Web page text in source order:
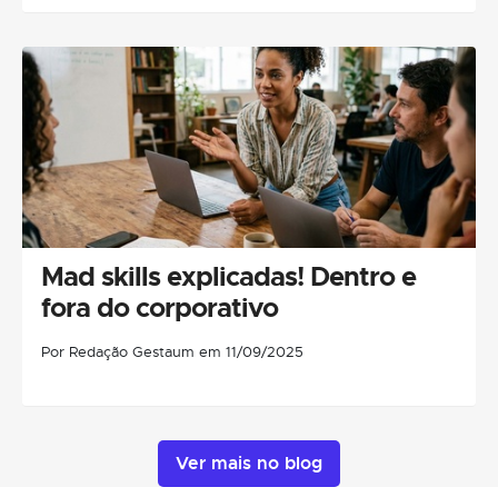
Mad skills explicadas! Dentro e
fora do corporativo
Por Redação Gestaum em 11/09/2025
Ver mais no blog